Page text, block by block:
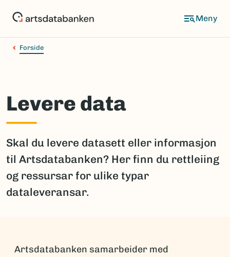
Forside
Levere data
Skal du levere datasett eller informasjon
til Artsdatabanken? Her finn du rettleiing
og ressursar for ulike typar
dataleveransar.
Artsdatabanken samarbeider med